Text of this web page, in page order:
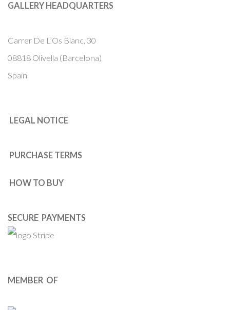
GALLERY HEADQUARTERS
Carrer De L’Os Blanc, 30
08818 Olivella (Barcelona)
Spain
LEGAL NOTICE
PURCHASE TERMS
HOW TO BUY
SECURE PAYMENTS
MEMBER OF